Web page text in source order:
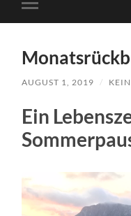
Mobile-
Menü
AUGUST 1, 2019 /
Ein